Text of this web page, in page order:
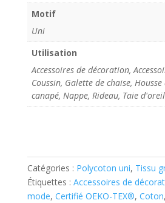
Motif
Uni
Utilisation
Accessoires de décoration,
Coussin, Galette de chaise,
canapé, Nappe, Rideau, Taie
Catégories : Polycoton uni, Tissu
Étiquettes : Accessoires de
mode, Certifié OEKO-TEX®, Coton,